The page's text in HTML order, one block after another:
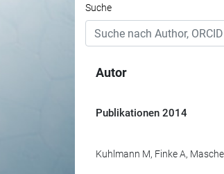
Suche
Autor
Publikationen 2014
Kuhlmann M, Finke A,